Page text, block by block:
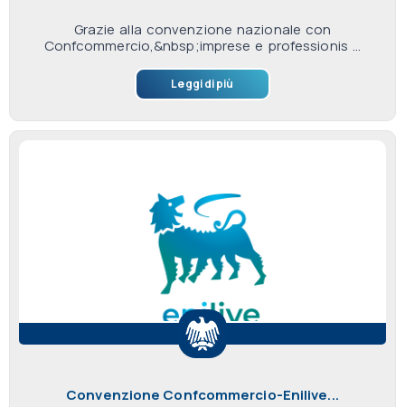
Grazie alla convenzione nazionale con
Confcommercio,&nbsp;imprese e professionis ...
Leggi di più
Convenzione Confcommercio-Enilive...